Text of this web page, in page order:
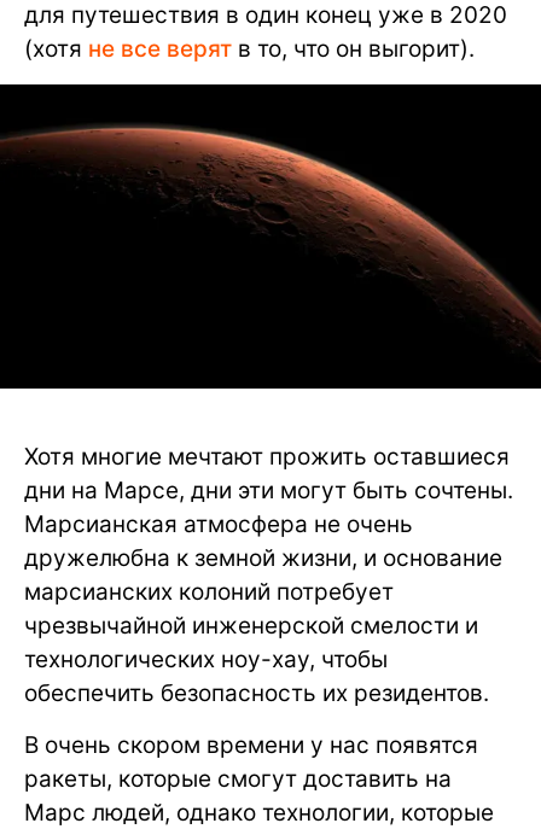
для путешествия в один конец уже в 2020
(хотя не все верят в то, что он выгорит).
Хотя многие мечтают прожить оставшиеся
дни на Марсе, дни эти могут быть сочтены.
Марсианская атмосфера не очень
дружелюбна к земной жизни, и основание
марсианских колоний потребует
чрезвычайной инженерской смелости и
технологических ноу-хау, чтобы
обеспечить безопасность их резидентов.
В очень скором времени у нас появятся
ракеты, которые смогут доставить на
Марс людей, однако технологии, которые